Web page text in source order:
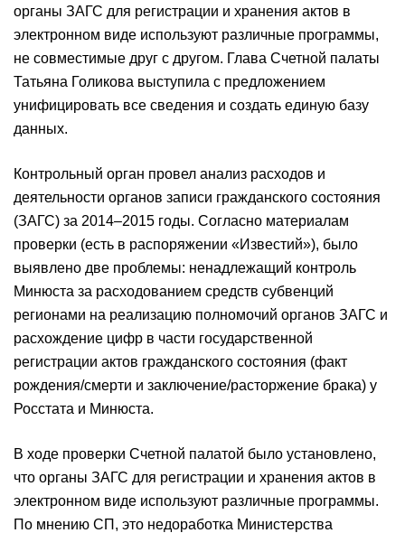
органы ЗАГС для регистрации и хранения актов в
электронном виде используют различные программы,
не совместимые друг с другом. Глава Счетной палаты
Татьяна Голикова выступила с предложением
унифицировать все сведения и создать единую базу
данных.
Контрольный орган провел анализ расходов и
деятельности органов записи гражданского состояния
(ЗАГС) за 2014–2015 годы. Согласно материалам
проверки (есть в распоряжении «Известий»), было
выявлено две проблемы: ненадлежащий контроль
Минюста за расходованием средств субвенций
регионами на реализацию полномочий органов ЗАГС и
расхождение цифр в части государственной
регистрации актов гражданского состояния (факт
рождения/смерти и заключение/расторжение брака) у
Росстата и Минюста.
В ходе проверки Счетной палатой было установлено,
что органы ЗАГС для регистрации и хранения актов в
электронном виде используют различные программы.
По мнению СП, это недоработка Министерства